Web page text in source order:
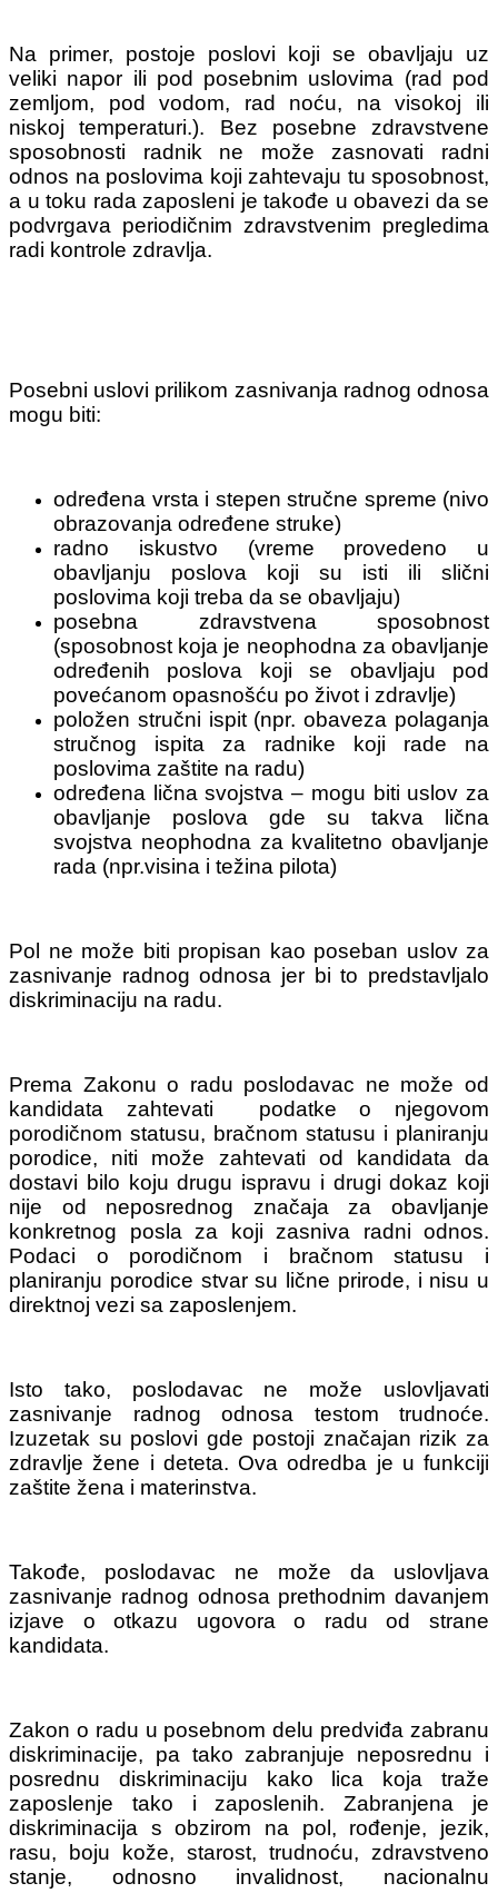
Na primer, postoje poslovi koji se obavljaju uz
veliki napor ili pod posebnim uslovima (rad pod
zemljom, pod vodom, rad noću, na visokoj ili
niskoj temperaturi.). Bez posebne zdravstvene
sposobnosti radnik ne može zasnovati radni
odnos na poslovima koji zahtevaju tu sposobnost,
a u toku rada zaposleni je takođe u obavezi da se
podvrgava periodičnim zdravstvenim pregledima
radi kontrole zdravlja.
Posebni uslovi prilikom zasnivanja radnog odnosa
mogu biti:
određena vrsta i stepen stručne spreme (nivo
obrazovanja određene struke)
radno iskustvo (vreme provedeno u
obavljanju poslova koji su isti ili slični
poslovima koji treba da se obavljaju)
posebna zdravstvena sposobnost
(sposobnost koja je neophodna za obavljanje
određenih poslova koji se obavljaju pod
povećanom opasnošću po život i zdravlje)
položen stručni ispit (npr. obaveza polaganja
stručnog ispita za radnike koji rade na
poslovima zaštite na radu)
određena lična svojstva – mogu biti uslov za
obavljanje poslova gde su takva lična
svojstva neophodna za kvalitetno obavljanje
rada (npr.visina i težina pilota)
Pol ne može biti propisan kao poseban uslov za
zasnivanje radnog odnosa jer bi to predstavljalo
diskriminaciju na radu.
Prema Zakonu o radu poslodavac ne može od
kandidata zahtevati podatke o njegovom
porodičnom statusu, bračnom statusu i planiranju
porodice, niti može zahtevati od kandidata da
dostavi bilo koju drugu ispravu i drugi dokaz koji
nije od neposrednog značaja za obavljanje
konkretnog posla za koji zasni­va radni odnos.
Podaci o porodičnom i bračnom statusu i
planiranju porodice stvar su lične prirode, i nisu u
direktnoj vezi sa zaposlenjem.
Isto tako, poslodavac ne može uslovljavati
zasnivanje radnog od­nosa testom trudnoće.
Izuzetak su poslovi gde postoji značajan rizik za
zdravlje žene i deteta. Ova odredba je u funkciji
zaštite žena i materinstva.
Takođe, poslodavac ne može da uslovljava
zasnivanje radnog od­nosa prethodnim davanjem
izjave o otkazu ugovora o radu od strane
kandidata.
Zakon o radu u posebnom delu predviđa zabranu
diskriminacije, pa tako zabranjuje neposrednu i
posrednu diskriminaciju kako lica koja traže
zaposlenje tako i zaposlenih. Zabranjena je
diskriminacija s obzirom na pol, rođenje, jezik,
rasu, boju kože, starost, trudnoću, zdravstveno
stanje, odnosno invalidnost, nacionalnu